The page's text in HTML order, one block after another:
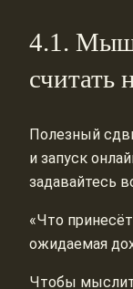
4.1.
считать
Полезный
и запуск
задавайтесь
«Что
ожидаемая
Чтобы